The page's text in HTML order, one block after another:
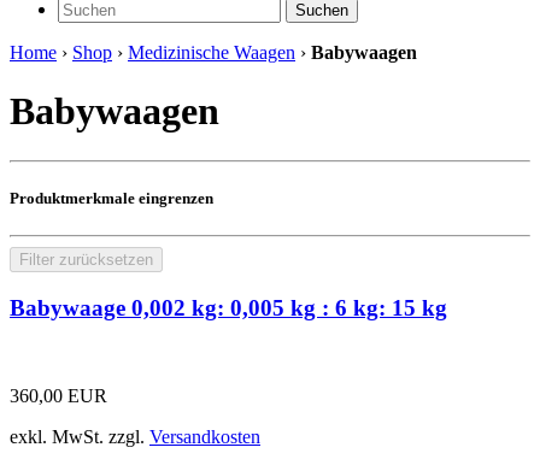
Suchen
Home › Shop › Medizinische Waagen › Babywaagen
Babywaagen
Produktmerkmale eingrenzen
Filter zurücksetzen
Babywaage 0,002 kg: 0,005 kg : 6 kg: 15 kg
360,00 EUR
exkl. MwSt. zzgl. Versandkosten